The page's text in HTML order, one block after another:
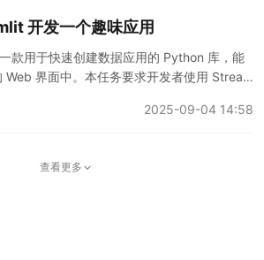
收标准 使用 GPT 模版（https:
开发一个趣味应用
款用于快速创建数据应用的 Python 库，能
Web 界面中。本任务要求开发者使用 Stream
用户带来乐趣和实用价值。 案例： 《头脑
2025-09-04 14:58
查看更多